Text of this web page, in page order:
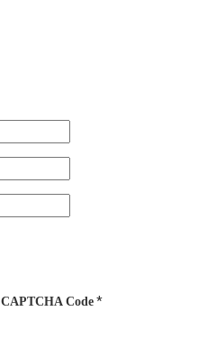
CAPTCHA Code *